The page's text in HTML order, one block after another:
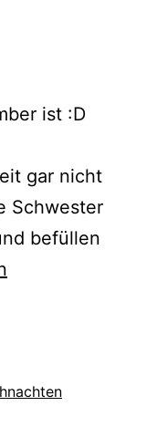
ist :D
gar nicht
Schwester
befüllen